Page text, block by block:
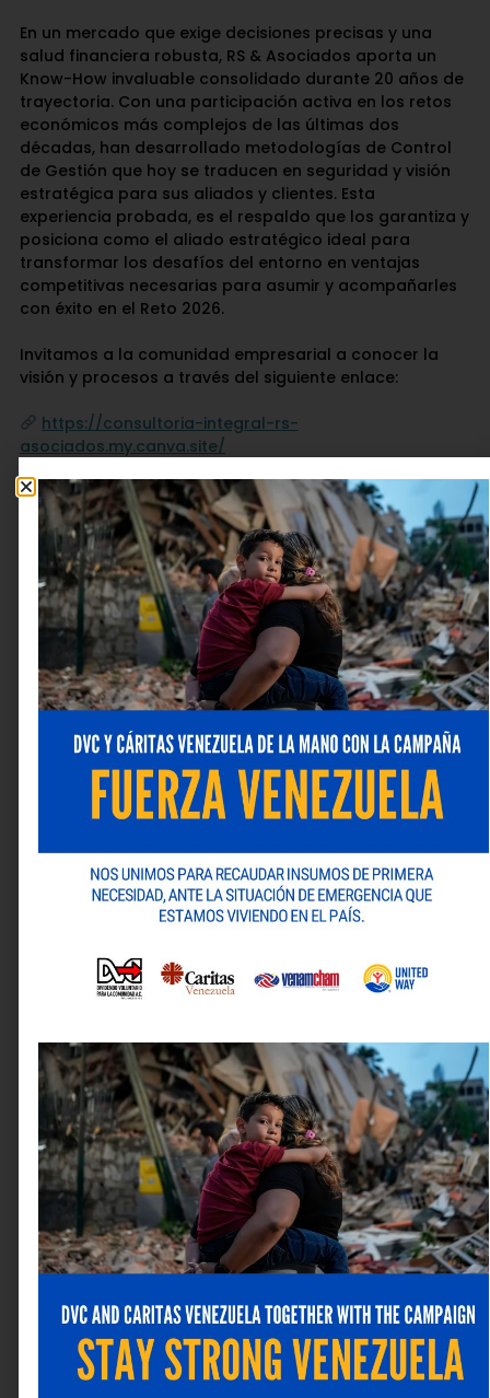
En un mercado que exige decisiones precisas y una
salud financiera robusta, RS & Asociados aporta un
Know-How invaluable consolidado durante 20 años de
trayectoria. Con una participación activa en los retos
económicos más complejos de las últimas dos
décadas, han desarrollado metodologías de Control
de Gestión que hoy se traducen en seguridad y visión
estratégica para sus aliados y clientes. Esta
experiencia probada, es el respaldo que los garantiza y
posiciona como el aliado estratégico ideal para
transformar los desafíos del entorno en ventajas
competitivas necesarias para asumir y acompañarles
con éxito en el Reto 2026.
Invitamos a la comunidad empresarial a conocer la
visión y procesos a través del siguiente enlace:
https://consultoria-integral-rs-
asociados.my.canva.site/
RS & Asociados, su aliado de confianza, su alianza
inteligente.
Deja una respuesta
Tu dirección de correo electrónico no será publicada.
Los campos obligatorios están marcados con*
Comentario*
Web
Guarda mi nombre, correo electrónico y web en este
navegador para la próxima vez que comente.
Alternative:
ANTERIOR
Menos papel, más planeta. Efectos positivos de la facturación digital en Laboratorios Farma
SIGUIENTE
FE DE ERRATA – Aclaratoria sobre categoría de Partner de Google